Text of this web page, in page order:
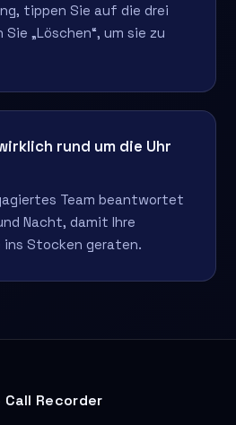
tippen Sie auf die drei
„Löschen“, um sie zu
rund um die Uhr
Team beantwortet
Nacht, damit Ihre
Stocken geraten.
Call Recorder